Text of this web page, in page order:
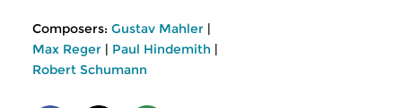
Composers: Gustav Mahler |
Max Reger | Paul Hindemith |
Robert Schumann